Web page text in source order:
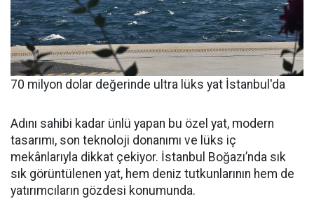
70 milyon dolar değerinde ultra lüks yat İstanbul'da
Adını sahibi kadar ünlü yapan bu özel yat, modern
tasarımı, son teknoloji donanımı ve lüks iç
mekânlarıyla dikkat çekiyor. İstanbul Boğazı’nda sık
sık görüntülenen yat, hem deniz tutkunlarının hem de
yatırımcıların gözdesi konumunda.